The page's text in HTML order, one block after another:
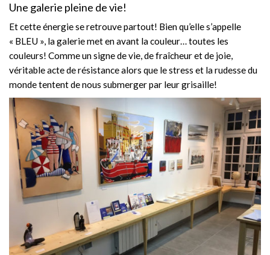
Une galerie pleine de vie!
Et cette énergie se retrouve partout! Bien qu’elle s’appelle
« BLEU », la galerie met en avant la couleur… toutes les
couleurs! Comme un signe de vie, de fraîcheur et de joie,
véritable acte de résistance alors que le stress et la rudesse du
monde tentent de nous submerger par leur grisaille!